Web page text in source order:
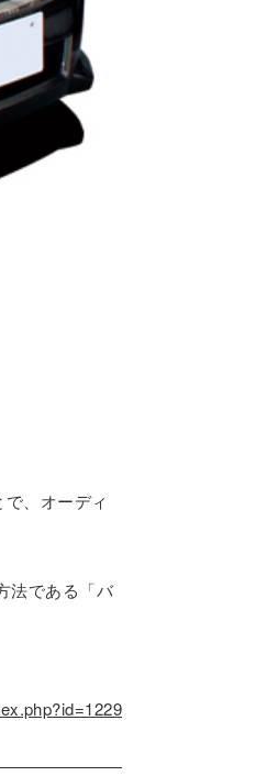
、オーディ
法である「バ